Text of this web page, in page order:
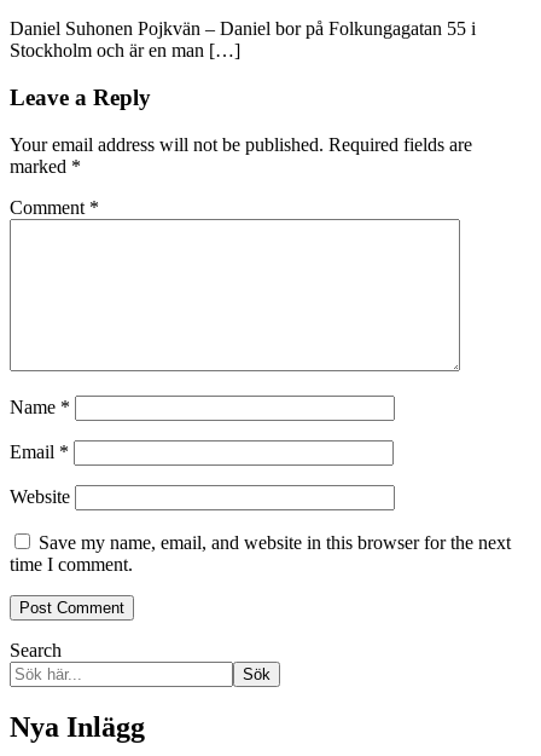
Daniel Suhonen Pojkvän – Daniel bor på Folkungagatan 55 i
Stockholm och är en man […]
Leave a Reply
Your email address will not be published. Required fields are
marked *
Comment *
Name *
Email *
Website
Save my name, email, and website in this browser for the next
time I comment.
Search
Sök
Nya Inlägg